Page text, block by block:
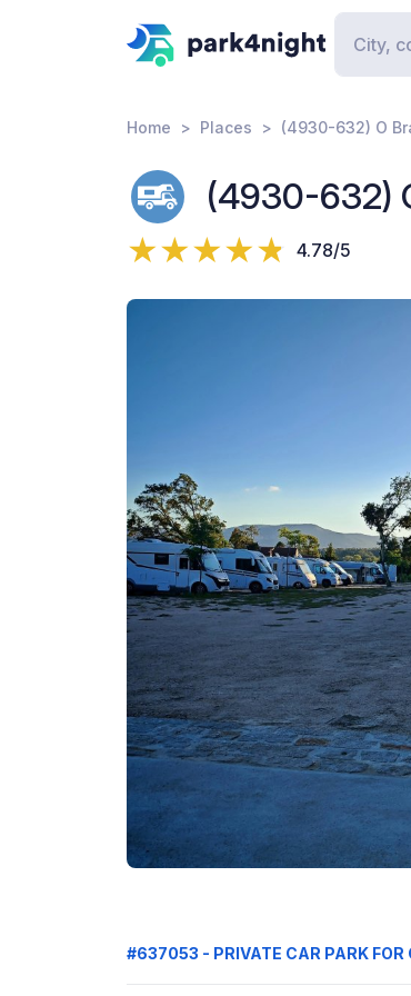
Home Places (4930-632) O
(4930-632)
4.78/5
#637053 - PRIVATE CAR PARK FOR